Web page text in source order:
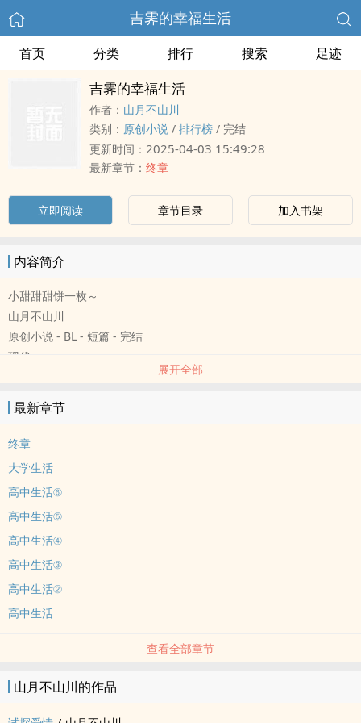
吉霁的幸福生活
首页 分类 排行 搜索 足迹
吉霁的幸福生活
作者： 山月不山川
类别： 原创小说 / 排行榜 / 完结
更新时间： 2025-04-03 15:49:28
最新章节： 终章
立即阅读 章节目录 加入书架
内容简介
小甜甜甜饼一枚～
山月不山川
原创小说 - BL - 短篇 - 完结
现代
展开全部
最新章节
终章
大学生活
高中生活⑥
高中生活⑤
高中生活④
高中生活③
高中生活②
高中生活
查看全部章节
山月不山川的作品